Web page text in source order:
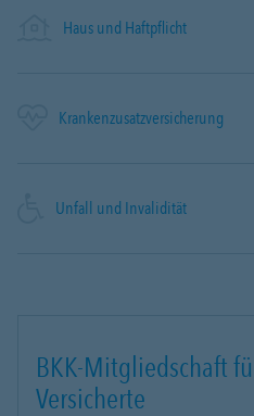
Haus und Haftpflicht
Krankenzusatzversicherung
Unfall und Invalidität
BKK-Mitgliedschaft
Versicherte